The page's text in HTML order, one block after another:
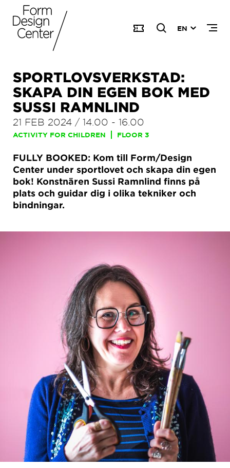
EN
SPORTLOVSVERKSTAD:
SKAPA DIN EGEN BOK MED
SUSSI RAMNLIND
21 FEB 2024 / 14.00 - 16.00
ACTIVITY FOR CHILDREN FLOOR 3
FULLY BOOKED: Kom till Form/Design
Center under sportlovet och skapa din egen
bok! Konstnären Sussi Ramnlind finns på
plats och guidar dig i olika tekniker och
bindningar.